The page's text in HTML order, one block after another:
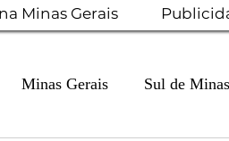
Minas Gerais
Minas Gerais Sul de Minas